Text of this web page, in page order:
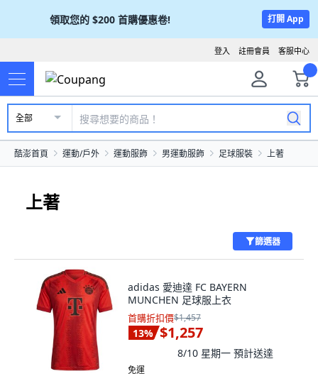
領取您的 $200 首購優惠卷! 打開 App
客服中心
註冊會員
登入
全部
酷澎首頁 運動/戶外 運動服飾 男運動服飾 足球服裝 上著
上著
篩選器
adidas 愛迪達 FC BAYERN
MUNCHEN 足球服上衣
首購折扣價$1,457
13% $1,257
8/10 星期一 預計送達
免運